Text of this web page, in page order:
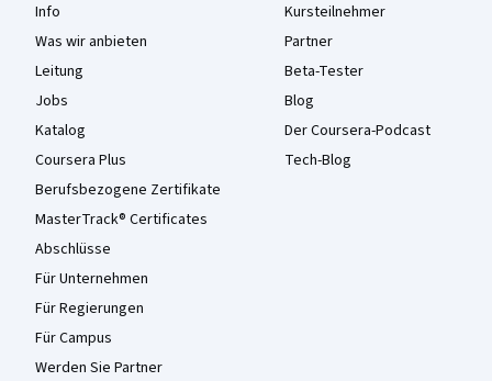
Info
Was wir anbieten
Leitung
Jobs
Katalog
Coursera Plus
Berufsbezogene Zertifikate
MasterTrack® Certificates
Abschlüsse
Für Unternehmen
Für Regierungen
Für Campus
Werden Sie Partner
Kursteilnehmer
Partner
Beta-Tester
Blog
Der Coursera-Podcast
Tech-Blog